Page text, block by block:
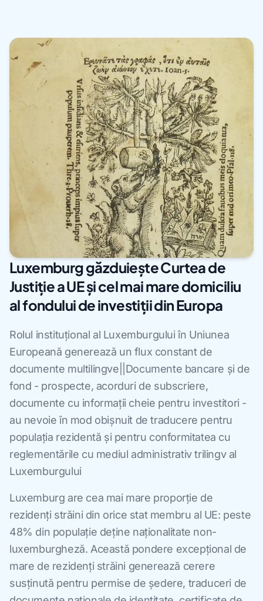
Luxemburg găzduiește Curtea de
Justiție a UE și cel mai mare domiciliu
al fondului de investiții din Europa
Rolul instituțional al Luxemburgului în Uniunea
Europeană generează un flux constant de
documente multilingve||Documente bancare și de
fond - prospecte, acorduri de subscriere,
documente cu informații cheie pentru investitori -
au nevoie în mod obișnuit de traducere pentru
populația rezidentă și pentru conformitatea cu
reglementările cu mediul administrativ trilingv al
Luxemburgului
Luxemburg are cea mai mare proporție de
rezidenți străini din orice stat membru al UE: peste
48% din populație deține naționalitate non-
luxemburgheză. Această pondere excepțional de
mare de rezidenți străini generează cerere
susținută pentru permise de ședere, traduceri de